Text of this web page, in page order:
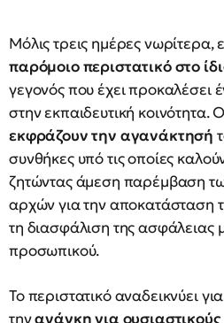
Μόλις τρεις ημέρες νωρίτερα,
παρόμοιο περιστατικό στο
γεγονός που έχει προκαλέσει
στην εκπαιδευτική κοινότητα.
εκφράζουν την αγανάκτησή
συνθήκες υπό τις οποίες
ζητώντας άμεση παρέμβαση
αρχών για την αποκατάσταση
τη διασφάλιση της ασφάλειας
προσωπικού.
Το περιστατικό αναδεικνύει
τηνανάγκη για